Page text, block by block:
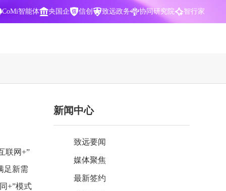
CoMi智能体 央国企 信创 致远政务 协同研究院 智行家
Agent驱动，千人千面，高效办公
让数字资产为企业运营管理决策提供
新闻中心
致远要闻
媒体聚焦
最新签约
联网+”
足新需
+”模式